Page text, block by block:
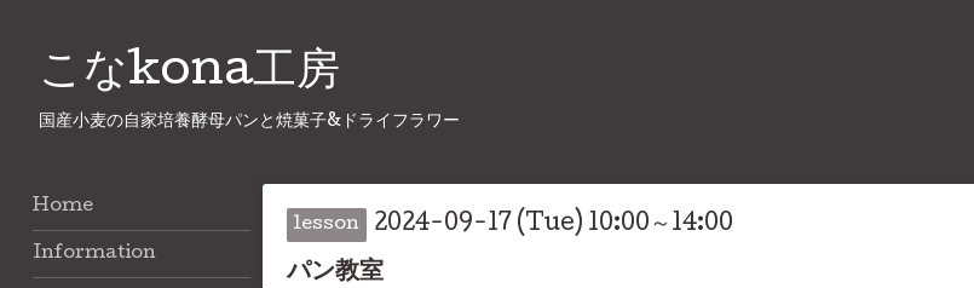
こなkona工房
国産小麦の自家培養酵母パンと焼菓子&ドライフラワー
lesson 2024-09-17 (Tue) 10:00～14:00
パン教室
Home
Information